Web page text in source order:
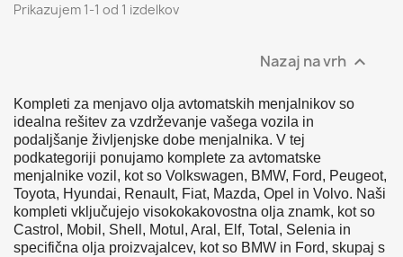
Prikazujem 1-1 od 1 izdelkov
Nazaj na vrh 
Kompleti za menjavo olja avtomatskih menjalnikov so
idealna rešitev za vzdrževanje vašega vozila in
podaljšanje življenjske dobe menjalnika. V tej
podkategoriji ponujamo komplete za avtomatske
menjalnike vozil, kot so Volkswagen, BMW, Ford, Peugeot,
Toyota, Hyundai, Renault, Fiat, Mazda, Opel in Volvo. Naši
kompleti vključujejo visokokakovostna olja znamk, kot so
Castrol, Mobil, Shell, Motul, Aral, Elf, Total, Selenia in
specifična olja proizvajalcev, kot so BMW in Ford, skupaj s